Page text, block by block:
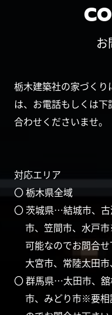
お
栃木建築社の家づく
は、お電話もしくは
合わせくださいませ。
対応エリア
〇 栃木県全域
〇 茨城県…結城市、
市、笠間市、水戸
可能なのでお問合
大宮市、常陸太田
〇 群馬県…太田市、
市、みどり市※要相